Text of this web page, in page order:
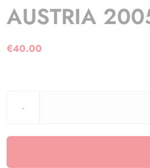
AUSTRIA
€40.00